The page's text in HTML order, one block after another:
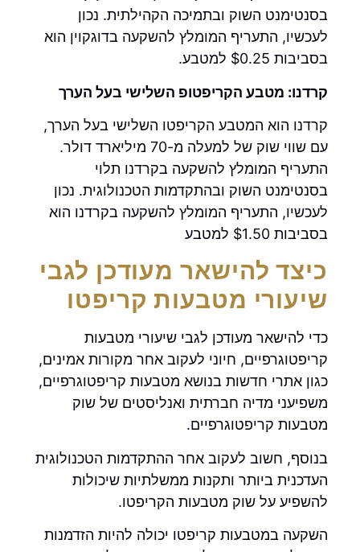
בסנטימנט השוק ובתמיכה הקהילתית. נכון
לעכשיו, התעריף המומלץ להשקעה בדוגקוין הוא
בסביבות $0.25 למטבע.
קרדנו: מטבע הקריפטופ השלישי בעל הערך
קרדנו הוא המטבע הקריפטו השלישי בעל הערך,
עם שווי שוק של למעלה מ-70 מיליארד דולר.
התעריף המומלץ להשקעה בקרדנו תלוי
בסנטימנט השוק ובהתקדמות הטכנולוגית. נכון
לעכשיו, התעריף המומלץ להשקעה בקרדנו הוא
בסביבות $1.50 למטבע
כיצד להישאר מעודכן לגבי
שיעורי מטבעות קריפטו
כדי להישאר מעודכן לגבי שיעורי מטבעות
קריפטוגרפיים, חיוני לעקוב אחר מקורות אמינים,
כגון אתרי חדשות בנושא מטבעות קריפטוגרפיים,
משפיעני מדיה חברתית ואנליסטים של שוק
מטבעות קריפטוגרפיים.
בנוסף, חשוב לעקוב אחר ההתקדמות הטכנולוגית
העדכנית ביותר ותקנות ממשלתיות שיכולות
להשפיע על שוק מטבעות הקריפטו.
השקעה במטבעות קריפטו יכולה להיות הזדמנות